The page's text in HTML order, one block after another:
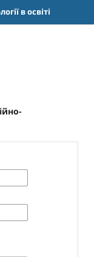
в освіті